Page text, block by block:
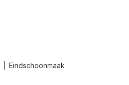
Eindschoonmaak